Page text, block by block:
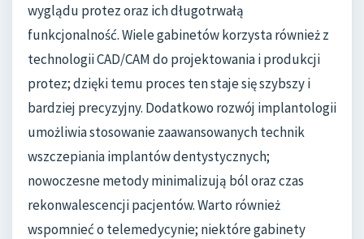
wyglądu protez oraz ich długotrwałą
funkcjonalność. Wiele gabinetów korzysta również z
technologii CAD/CAM do projektowania i produkcji
protez; dzięki temu proces ten staje się szybszy i
bardziej precyzyjny. Dodatkowo rozwój implantologii
umożliwia stosowanie zaawansowanych technik
wszczepiania implantów dentystycznych;
nowoczesne metody minimalizują ból oraz czas
rekonwalescencji pacjentów. Warto również
wspomnieć o telemedycynie; niektóre gabinety